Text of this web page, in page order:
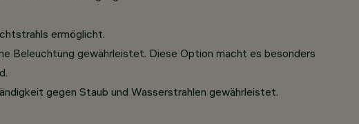
ermöglicht.
Beleuchtung gewährleistet. Diese Option macht es besonders
gegen Staub und Wasserstrahlen gewährleistet.